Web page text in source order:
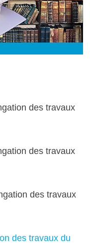
des travaux
des travaux
des travaux
des travaux du